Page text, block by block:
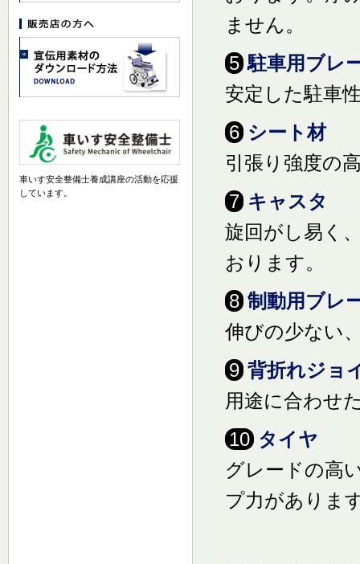
ません。
5 駐車用ブレ
安定した駐車
6 シート材
引張り強度の
7 キャスタ
旋回がし易く
おります。
8 制動用ブレ
伸びの少ない
9 背折れジョ
用途に合わせ
10 タイヤ
グレードの高
プ力がありま
車いす安全整備士養成講座の活動を応援
しています。